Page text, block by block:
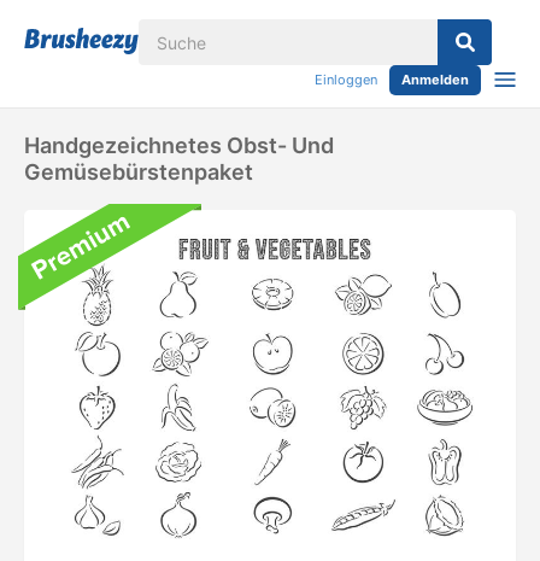
Einloggen Anmelden
Handgezeichnetes Obst- Und
Gemüsebürstenpaket